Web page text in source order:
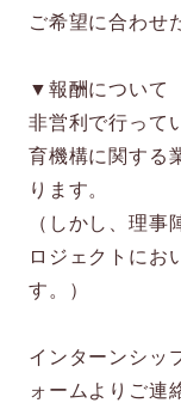
ご希望に合わせ
▼報酬について
非営利で行って
育機構に関する
ります。
（しかし、理
ロジェクトにお
す。）
インターンシッ
ォームよりご連